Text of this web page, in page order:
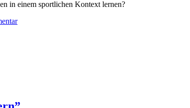
in einem sportlichen Kontext lernen?